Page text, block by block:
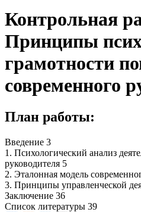
Контрольная
Принципы
грамотности
современного
План работы:
Введение 3
1. Психологический анализ
руководителя 5
2. Эталонная модель
3. Принципы управленческой
Заключение 36
Список литературы 39